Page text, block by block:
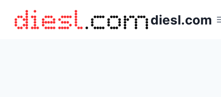
contenido
diesl.com